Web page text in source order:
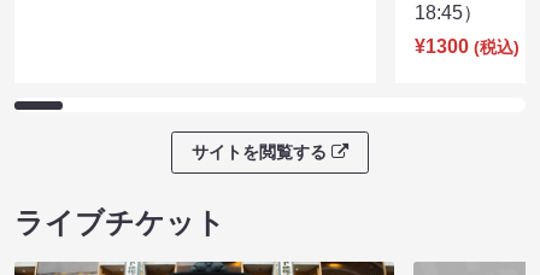
18:45）
¥1300 (税込)
サイトを閲覧する
ライブチケット